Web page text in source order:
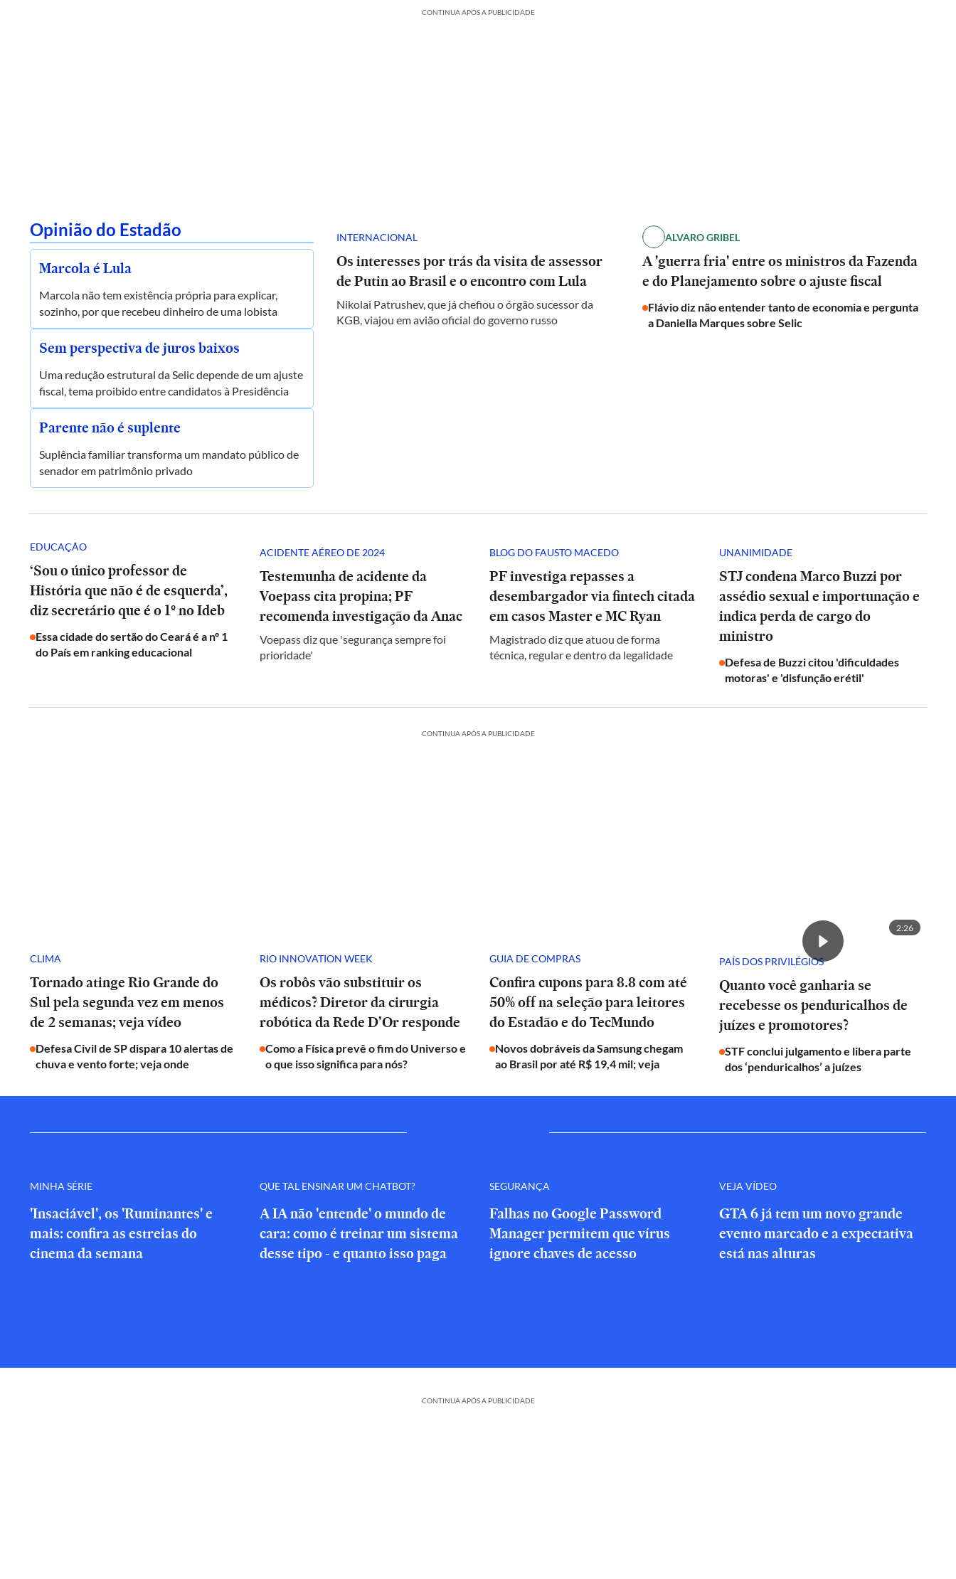
CONTINUA APÓS A PUBLICIDADE
Opinião do Estadão
Marcola é Lula
Marcola não tem existência própria para explicar,
sozinho, por que recebeu dinheiro de uma lobista
Sem perspectiva de juros baixos
Uma redução estrutural da Selic depende de um ajuste
fiscal, tema proibido entre candidatos à Presidência
Parente não é suplente
Suplência familiar transforma um mandato público de
senador em patrimônio privado
INTERNACIONAL
Os interesses por trás da visita de assessor
de Putin ao Brasil e o encontro com Lula
Nikolai Patrushev, que já chefiou o órgão sucessor da
KGB, viajou em avião oficial do governo russo
ALVARO GRIBEL
A 'guerra fria' entre os ministros da Fazenda
e do Planejamento sobre o ajuste fiscal
Flávio diz não entender tanto de economia e pergunta
a Daniella Marques sobre Selic
EDUCAÇÃO
‘Sou o único professor de
História que não é de esquerda’,
diz secretário que é o 1º no Ideb
Essa cidade do sertão do Ceará é a nº 1
do País em ranking educacional
ACIDENTE AÉREO DE 2024
Testemunha de acidente da
Voepass cita propina; PF
recomenda investigação da Anac
Voepass diz que 'segurança sempre foi
prioridade'
BLOG DO FAUSTO MACEDO
PF investiga repasses a
desembargador via fintech citada
em casos Master e MC Ryan
Magistrado diz que atuou de forma
técnica, regular e dentro da legalidade
UNANIMIDADE
STJ condena Marco Buzzi por
assédio sexual e importunação e
indica perda de cargo do
ministro
Defesa de Buzzi citou 'dificuldades
motoras' e 'disfunção erétil'
CONTINUA APÓS A PUBLICIDADE
CLIMA
Tornado atinge Rio Grande do
Sul pela segunda vez em menos
de 2 semanas; veja vídeo
Defesa Civil de SP dispara 10 alertas de
chuva e vento forte; veja onde
RIO INNOVATION WEEK
Os robôs vão substituir os
médicos? Diretor da cirurgia
robótica da Rede D’Or responde
Como a Física prevê o fim do Universo e
o que isso significa para nós?
GUIA DE COMPRAS
Confira cupons para 8.8 com até
50% off na seleção para leitores
do Estadão e do TecMundo
Novos dobráveis da Samsung chegam
ao Brasil por até R$ 19,4 mil; veja
2:26
PAÍS DOS PRIVILÉGIOS
Quanto você ganharia se
recebesse os penduricalhos de
juízes e promotores?
STF conclui julgamento e libera parte
dos ‘penduricalhos’ a juízes
MINHA SÉRIE
'Insaciável', os 'Ruminantes' e
mais: confira as estreias do
cinema da semana
QUE TAL ENSINAR UM CHATBOT?
A IA não 'entende' o mundo de
cara: como é treinar um sistema
desse tipo - e quanto isso paga
SEGURANÇA
Falhas no Google Password
Manager permitem que vírus
ignore chaves de acesso
VEJA VÍDEO
GTA 6 já tem um novo grande
evento marcado e a expectativa
está nas alturas
CONTINUA APÓS A PUBLICIDADE